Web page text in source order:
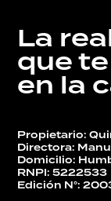
La
que
en la
Propietario:
Directora:
Domicilio:
RNPI: 5222533
Edición N°: